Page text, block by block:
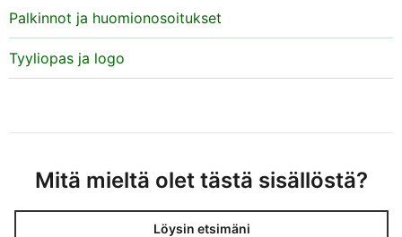
Palkinnot ja huomionosoitukset
Tyyliopas ja logo
Mitä mieltä olet tästä sisällöstä?
Löysin etsimäni